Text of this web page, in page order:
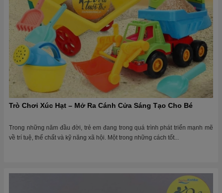
Trò Chơi Xúc Hạt – Mở Ra Cánh Cửa Sáng Tạo Cho Bé
Trong những năm đầu đời, trẻ em đang trong quá trình phát triển mạnh mẽ
về trí tuệ, thể chất và kỹ năng xã hội. Một trong những cách tốt...